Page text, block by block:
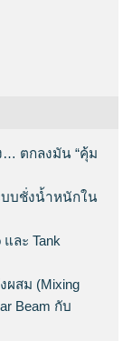
… ตกลงมัน “คุ้ม
บบชั่งน้ำหนักใน
ละ Tank
ผสม (Mixing
Beam กับ